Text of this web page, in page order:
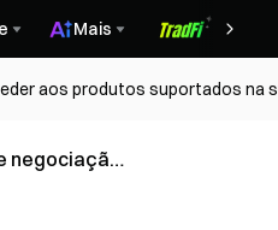
Mais
aos produtos suportados na
negociação,